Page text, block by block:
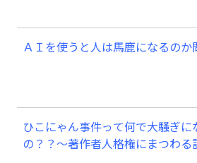
ＡＩを使うと人は馬鹿になるのか
ひこにゃん事件って何で大騒ぎに
の？？～著作者人格権にまつわる